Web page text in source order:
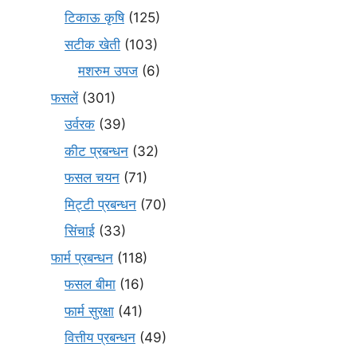
टिकाऊ कृषि(125)
सटीक खेती (103)
मशरुम उपज (6)
फसलें(301)
उर्वरक (39)
कीट प्रबन्धन (32)
फसल चयन (71)
मि‌ट्टी प्रबन्धन (70)
सिंचाई (33)
फार्म प्रबन्धन (118)
फसल बीमा (16)
फार्म सुरक्षा (41)
वित्तीय प्रबन्धन (49)